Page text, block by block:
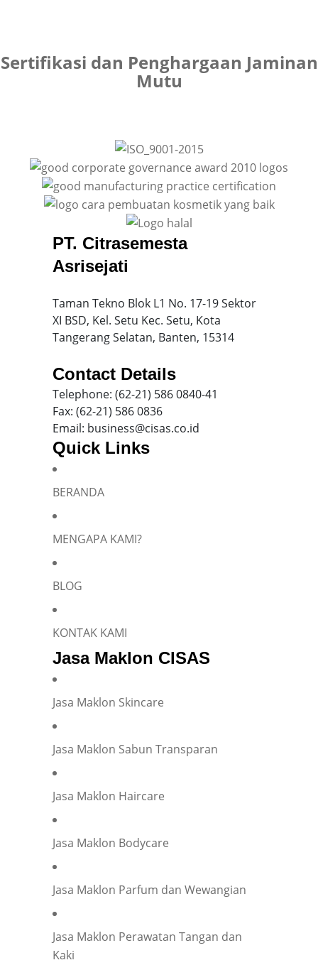
Sertifikasi dan Penghargaan Jaminan
Mutu
PT. Citrasemesta
Asrisejati
Taman Tekno Blok L1 No. 17-19 Sektor
XI BSD, Kel. Setu Kec. Setu, Kota
Tangerang Selatan, Banten, 15314
Contact Details
Telephone: (62-21) 586 0840-41
Fax: (62-21) 586 0836
Email: business@cisas.co.id
Quick Links
BERANDA
MENGAPA KAMI?
BLOG
KONTAK KAMI
Jasa Maklon CISAS
Jasa Maklon Skincare
Jasa Maklon Sabun Transparan
Jasa Maklon Haircare
Jasa Maklon Bodycare
Jasa Maklon Parfum dan Wewangian
Jasa Maklon Perawatan Tangan dan
Kaki
Silakan isi informasi Anda dan chat dengan saya
*
Company representation or personal inquiry?
Company
Company Name